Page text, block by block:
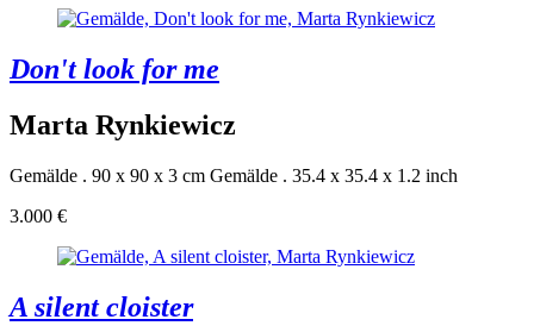
Don't look for me
Marta Rynkiewicz
Gemälde . 90 x 90 x 3 cm Gemälde . 35.4 x 35.4 x 1.2 inch
3.000 €
A silent cloister